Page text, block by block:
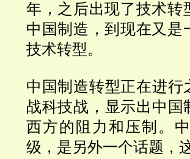
年，之后出现了技术转
中国制造，到现在又是
技术转型。
中国制造转型正在进
战科技战，显示出中
西方的阻力和压制。
级，是另外一个话题，